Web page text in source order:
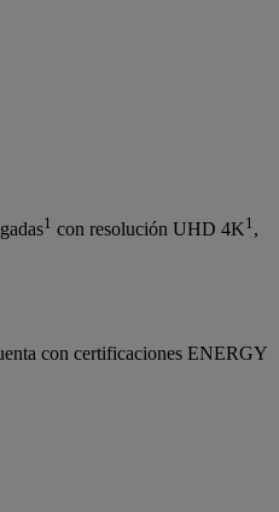
1 con resolución UHD 4K1 ,
con certificaciones ENERGY